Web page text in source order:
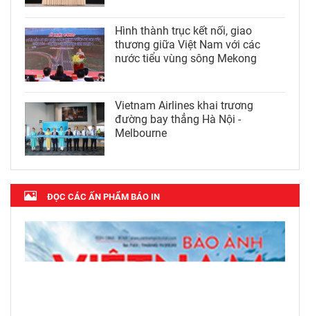
Hình thành trục kết nối, giao
thương giữa Việt Nam với các
nước tiểu vùng sông Mekong
Vietnam Airlines khai trương
đường bay thẳng Hà Nội -
Melbourne
ĐỌC CÁC ẤN PHẨM BÁO IN